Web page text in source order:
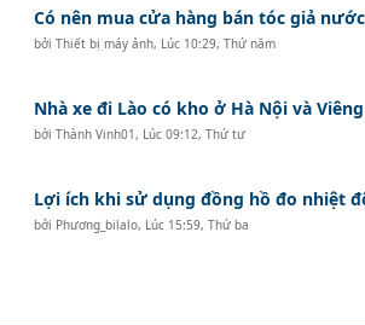
Có nên mua cửa hàng bán tóc giả
bởiThiết bị máy ảnh, Lúc 10:29, Thứ năm
Nhà xe đi Lào có kho ở Hà Nội và
bởiThành Vinh01 , Lúc 09:12, Thứ tư
Lợi ích khi sử dụng đồng hồ đo nhiệt
bởi Phương_bilalo, Lúc 15:59, Thứ ba